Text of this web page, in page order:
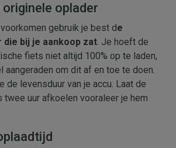
originele oplader
gebruik je best de
bij je aankoop zat. Je hoeft de
fiets niet altijd 100% op te laden,
aangeraden om dit af en toe te doen.
de levensduur van je accu. Laat de
twee uur afkoelen vooraleer je hem